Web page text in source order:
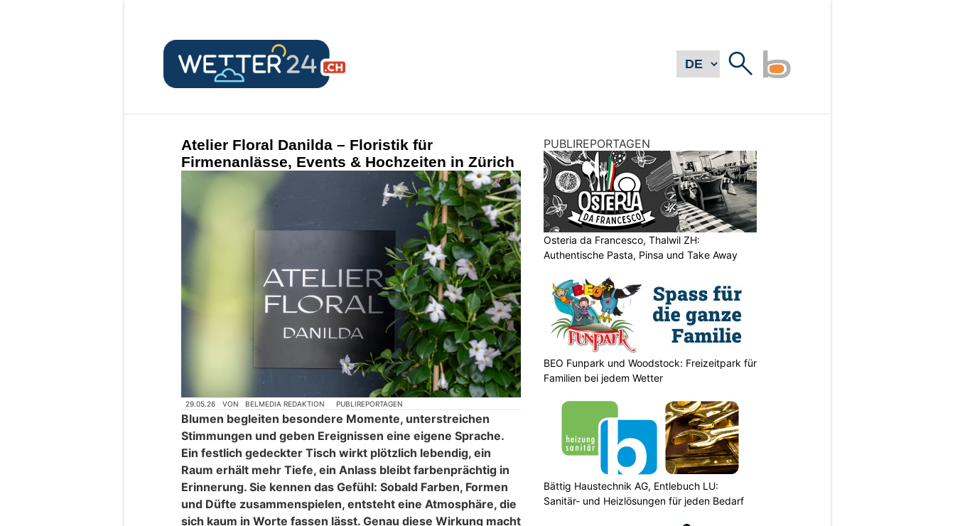
Atelier Floral Danilda – Floristik für
Firmenanlässe, Events & Hochzeiten in Zürich
29.05.26 VON BELMEDIA REDAKTION PUBLIREPORTAGEN
Blumen begleiten besondere Momente, unterstreichen
Stimmungen und geben Ereignissen eine eigene Sprache.
Ein festlich gedeckter Tisch wirkt plötzlich lebendig, ein
Raum erhält mehr Tiefe, ein Anlass bleibt farbenprächtig in
Erinnerung. Sie kennen das Gefühl: Sobald Farben, Formen
und Düfte zusammenspielen, entsteht eine Atmosphäre, die
sich kaum in Worte fassen lässt. Genau diese Wirkung macht
PUBLIREPORTAGEN
Osteria da Francesco, Thalwil ZH:
Authentische Pasta, Pinsa und Take Away
BEO Funpark und Woodstock: Freizeitpark für
Familien bei jedem Wetter
Bättig Haustechnik AG, Entlebuch LU:
Sanitär- und Heizlösungen für jeden Bedarf